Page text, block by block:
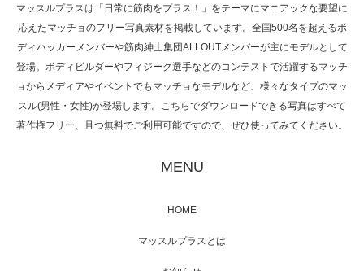
た（6/8放送）
映画「メカバース」舞台挨拶へマッスルプラ
マッスルプラスは「日常に筋肉をプラス！」をテーマにマニアックな要望に
応えたマッチョのフリー写真素材を掲載しています。全国500名を超えるボ
ディハッカーメンバーや筋肉紳士集団ALLOUTメンバーが主にモデルとして
登場。ボディビルダーやフィジーク選手などのコンテストで活躍するマッチ
ョからメディアやイベントでもマッチョなモデルなど、様々なタイプのマッ
スル(男性・女性)が登場します。こちらでダウンロードできる写真はすべて
著作権フリー、且つ無料でご利用可能ですので、ぜひ使ってみてください。
MENU
HOME
マッスルプラスとは